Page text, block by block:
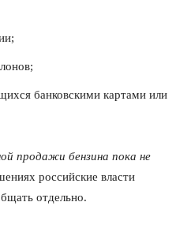
банковскими картами или
продажи бензина пока не
российские власти
отдельно.